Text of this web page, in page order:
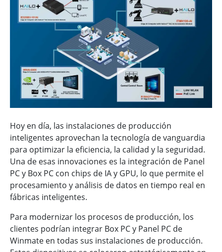
Hoy en día, las instalaciones de producción
inteligentes aprovechan la tecnología de vanguardia
para optimizar la eficiencia, la calidad y la seguridad.
Una de esas innovaciones es la integración de Panel
PC y Box PC con chips de IA y GPU, lo que permite el
procesamiento y análisis de datos en tiempo real en
fábricas inteligentes.
Para modernizar los procesos de producción, los
clientes podrían integrar Box PC y Panel PC de
Winmate en todas sus instalaciones de producción.